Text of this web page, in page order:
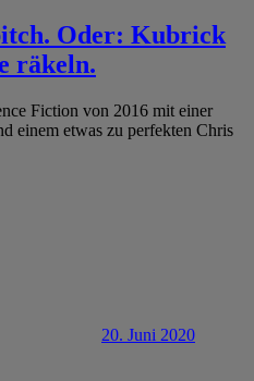
Oder: Kubrick
räkeln.
Fiction von 2016 mit einer
einem etwas zu perfekten Chris
20. Juni 2020